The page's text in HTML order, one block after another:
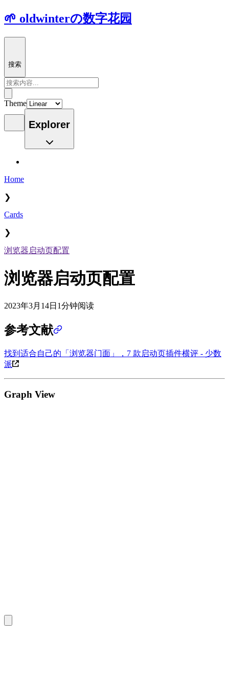
🌱 oldwinterの数字花园
搜索
Theme
Explorer
Home
❯
Cards
❯
浏览器启动页配置
浏览器启动页配置
2023年3月14日 1分钟阅读
参考文献
找到适合自己的「浏览器门面」，7 款启动页插件横评 - 少数
派
Graph View